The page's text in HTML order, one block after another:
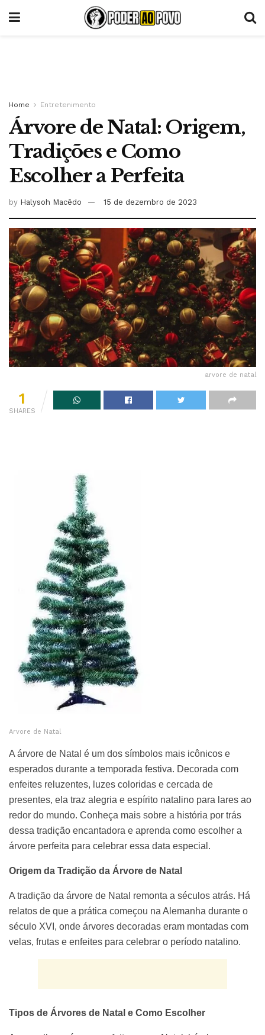
Home Entretenimento
Árvore de Natal: Origem,
Tradições e Como
Escolher a Perfeita
by Halysoh Macêdo 15 de dezembro de 2023
arvore de natal
1
SHARES
Arvore de Natal
A árvore de Natal é um dos símbolos mais icônicos e
esperados durante a temporada festiva. Decorada com
enfeites reluzentes, luzes coloridas e cercada de
presentes, ela traz alegria e espírito natalino para lares ao
redor do mundo. Conheça mais sobre a história por trás
dessa tradição encantadora e aprenda como escolher a
árvore perfeita para celebrar essa data especial.
Origem da Tradição da Árvore de Natal
A tradição da árvore de Natal remonta a séculos atrás. Há
relatos de que a prática começou na Alemanha durante o
século XVI, onde árvores decoradas eram montadas com
velas, frutas e enfeites para celebrar o período natalino.
Tipos de Árvores de Natal e Como Escolher